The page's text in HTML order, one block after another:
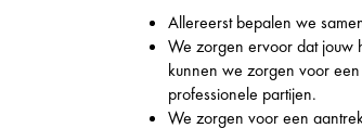
Allereerst bepalen we
We zorgen ervoor dat jouw
kunnen we zorgen voor
professionele partijen.
We zorgen voor een